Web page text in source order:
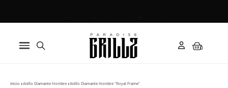
Inicio Anillo Diamante Hombre Anillo Diamante Hombre "Royal Frame"